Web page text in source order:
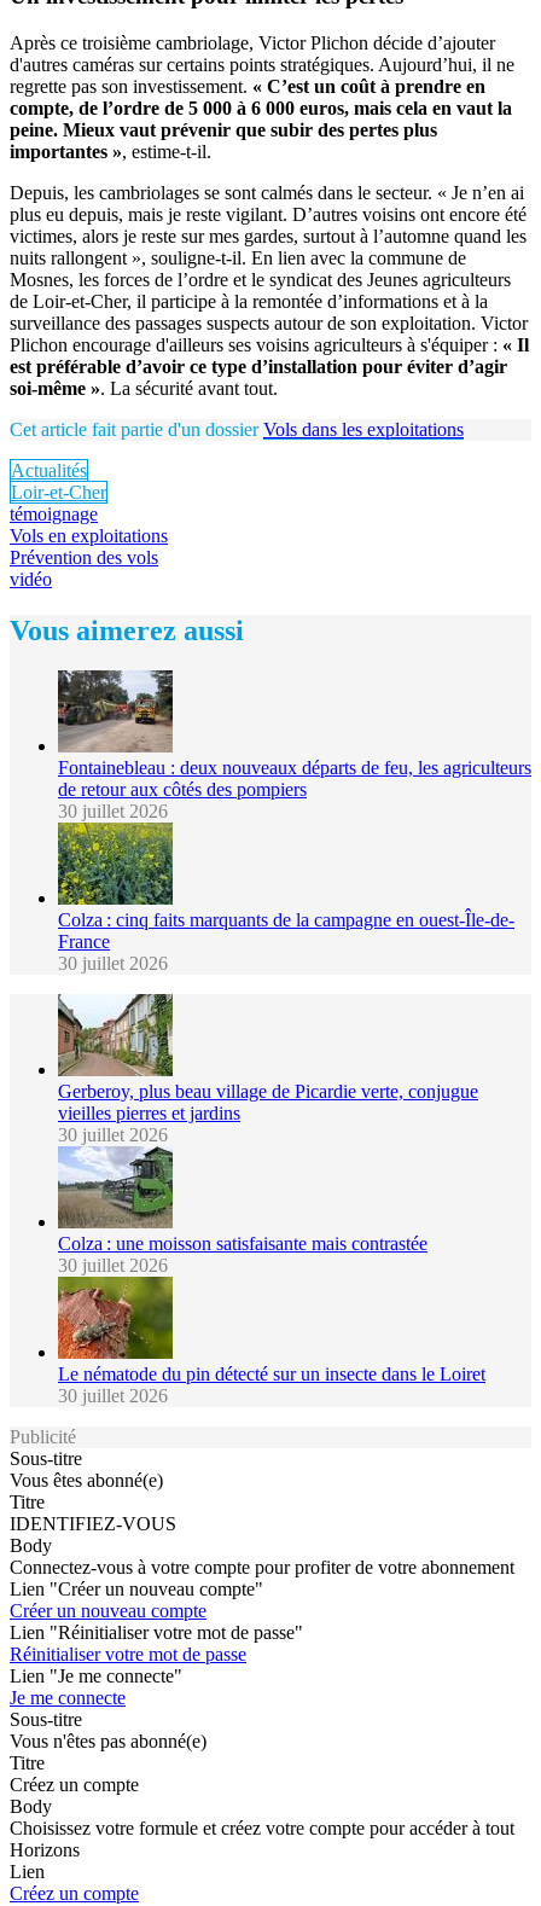
Après ce troisième cambriolage, Victor Plichon décide d’ajouter
d'autres caméras sur certains points stratégiques. Aujourd’hui, il ne
regrette pas son investissement. « C’est un coût à prendre en
compte, de l’ordre de 5 000 à 6 000 euros, mais cela en vaut la
peine. Mieux vaut prévenir que subir des pertes plus
importantes », estime-t-il.
Depuis, les cambriolages se sont calmés dans le secteur. « Je n’en ai
plus eu depuis, mais je reste vigilant. D’autres voisins ont encore été
victimes, alors je reste sur mes gardes, surtout à l’automne quand les
nuits rallongent », souligne-t-il. En lien avec la commune de
Mosnes, les forces de l’ordre et le syndicat des Jeunes agriculteurs
de Loir-et-Cher, il participe à la remontée d’informations et à la
surveillance des passages suspects autour de son exploitation. Victor
Plichon encourage d'ailleurs ses voisins agriculteurs à s'équiper : « Il
est préférable d’avoir ce type d’installation pour éviter d’agir
soi-même ». La sécurité avant tout.
Cet article fait partie d'un dossierVols dans les exploitations
Actualités
Loir-et-Cher
témoignage
Vols en exploitations
Prévention des vols
vidéo
Vous aimerez aussi
Fontainebleau : deux nouveaux départs de feu, les agriculteurs
de retour aux côtés des pompiers
30 juillet 2026
Colza : cinq faits marquants de la campagne en ouest-Île-de-
France
30 juillet 2026
Gerberoy, plus beau village de Picardie verte, conjugue
vieilles pierres et jardins
30 juillet 2026
Colza : une moisson satisfaisante mais contrastée
30 juillet 2026
Le nématode du pin détecté sur un insecte dans le Loiret
30 juillet 2026
Publicité
Sous-titre
Vous êtes abonné(e)
Titre
IDENTIFIEZ-VOUS
Body
Connectez-vous à votre compte pour profiter de votre abonnement
Lien "Créer un nouveau compte"
Créer un nouveau compte
Lien "Réinitialiser votre mot de passe"
Réinitialiser votre mot de passe
Lien "Je me connecte"
Je me connecte
Sous-titre
Vous n'êtes pas abonné(e)
Titre
Créez un compte
Body
Choisissez votre formule et créez votre compte pour accéder à tout
Horizons
Lien
Créez un compte